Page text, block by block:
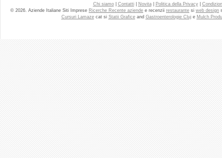
Chi siamo| Contatti| Novita| Politica della Privacy|
© 2026. Aziende Italiane Siti Imprese Ricerche Recente aziende e recenzii restaurante si web design
Cursuri Lamazecat si Statii Graficeand Gastroenterologie Cluje Mulch